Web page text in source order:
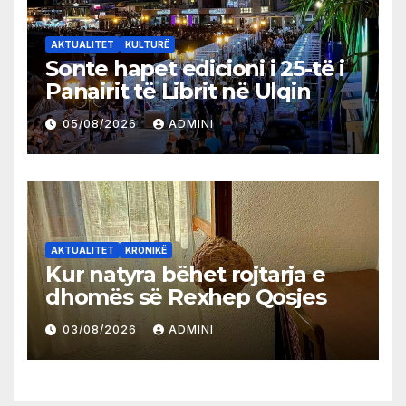
AKTUALITET KULTURË
Sonte hapet edicioni i 25-të i
Panairit të Librit në Ulqin
05/08/2026 ADMINI
AKTUALITET KRONIKË
Kur natyra bëhet rojtarja e
dhomës së Rexhep Qosjes
03/08/2026 ADMINI